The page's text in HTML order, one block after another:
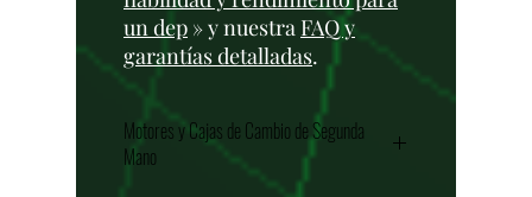
un dep » y nuestra FAQ y
garantías detalladas.
Motores y Cajas de Cambio de Segunda
Mano